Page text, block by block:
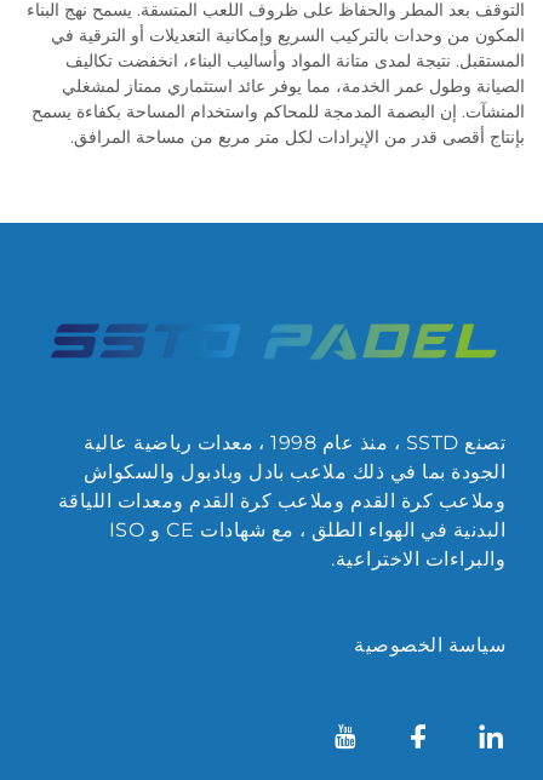
التوقف بعد المطر والحفاظ على ظروف اللعب المتسقة. يسمح نهج البناء
المكون من وحدات بالتركيب السريع وإمكانية التعديلات أو الترقية في
المستقبل. نتيجة لمدى متانة المواد وأساليب البناء، انخفضت تكاليف
الصيانة وطول عمر الخدمة، مما يوفر عائد استثماري ممتاز لمشغلي
المنشآت. إن البصمة المدمجة للمحاكم واستخدام المساحة بكفاءة يسمح
بإنتاج أقصى قدر من الإيرادات لكل متر مربع من مساحة المرافق.
تصنع SSTD ، منذ عام 1998 ، معدات رياضية عالية
الجودة بما في ذلك ملاعب بادل وبادبول والسكواش
وملاعب كرة القدم وملاعب كرة القدم ومعدات اللياقة
البدنية في الهواء الطلق ، مع شهادات CE و ISO
والبراءات الاختراعية.
سياسة الخصوصية